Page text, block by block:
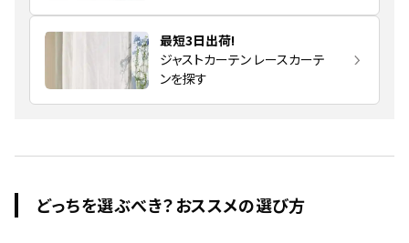
最短3日出荷!
ジャストカーテン レースカーテ
ンを探す
どっちを選ぶべき？おススメの選び方